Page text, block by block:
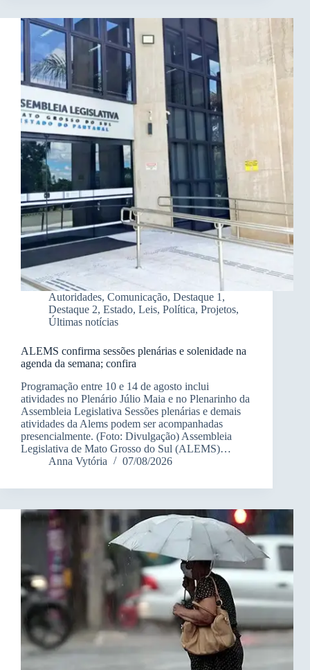
Autoridades, Comunicação, Destaque 1 ,
Destaque 2, Estado, Leis, Política, Projetos,
Últimas notícias
ALEMS confirma sessões plenárias e solenidade na
agenda da semana; confira
Programação entre 10 e 14 de agosto inclui
atividades no Plenário Júlio Maia e no Plenarinho da
Assembleia Legislativa Sessões plenárias e demais
atividades da Alems podem ser acompanhadas
presencialmente. (Foto: Divulgação) Assembleia
Legislativa de Mato Grosso do Sul (ALEMS)…
Anna Vytória
07/08/2026